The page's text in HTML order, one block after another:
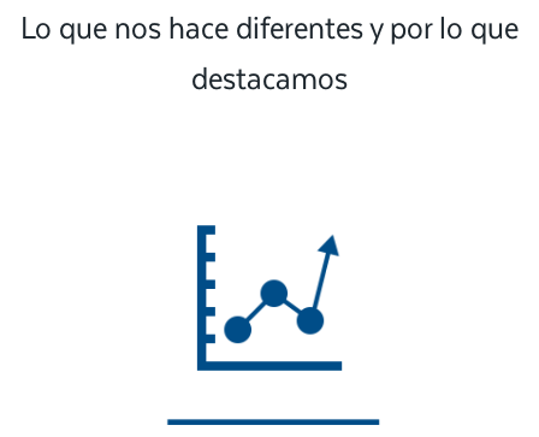
Lo que nos hace diferentes y por lo que
destacamos